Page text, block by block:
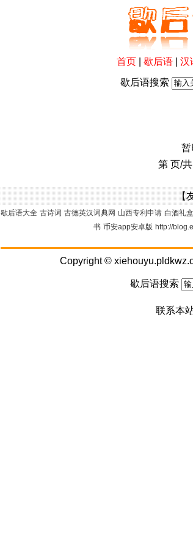
首页 歇后语 汉
歇后语搜索
暂
第 页/
【
歇后语大全 古诗词 古德英汉词典网 山西专利申请 白酒礼盒
书 币安app安卓版 http://
Copyright ©
歇后语搜索
联系本